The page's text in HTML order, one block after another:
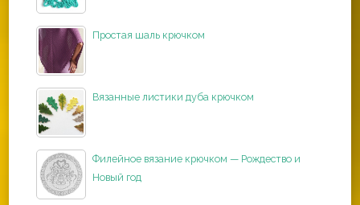
Простая шаль крючком
Вязанные листики дуба крючком
Филейное вязание крючком — Рождество и
Новый год